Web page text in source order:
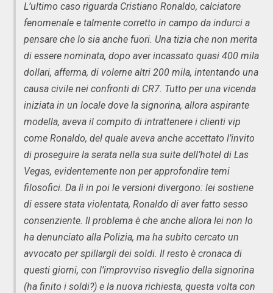
L’ultimo caso riguarda Cristiano Ronaldo, calciatore
fenomenale e talmente corretto in campo da indurci a
pensare che lo sia anche fuori. Una tizia che non merita
di essere nominata, dopo aver incassato quasi 400 mila
dollari, afferma, di volerne altri 200 mila, intentando una
causa civile nei confronti di CR7. Tutto per una vicenda
iniziata in un locale dove la signorina, allora aspirante
modella, aveva il compito di intrattenere i clienti vip
come Ronaldo, del quale aveva anche accettato l’invito
di proseguire la serata nella sua suite dell’hotel di Las
Vegas, evidentemente non per approfondire temi
filosofici. Da lì in poi le versioni divergono: lei sostiene
di essere stata violentata, Ronaldo di aver fatto sesso
consenziente. Il problema è che anche allora lei non lo
ha denunciato alla Polizia, ma ha subito cercato un
avvocato per spillargli dei soldi. Il resto è cronaca di
questi giorni, con l’improvviso risveglio della signorina
(ha finito i soldi?) e la nuova richiesta, questa volta con